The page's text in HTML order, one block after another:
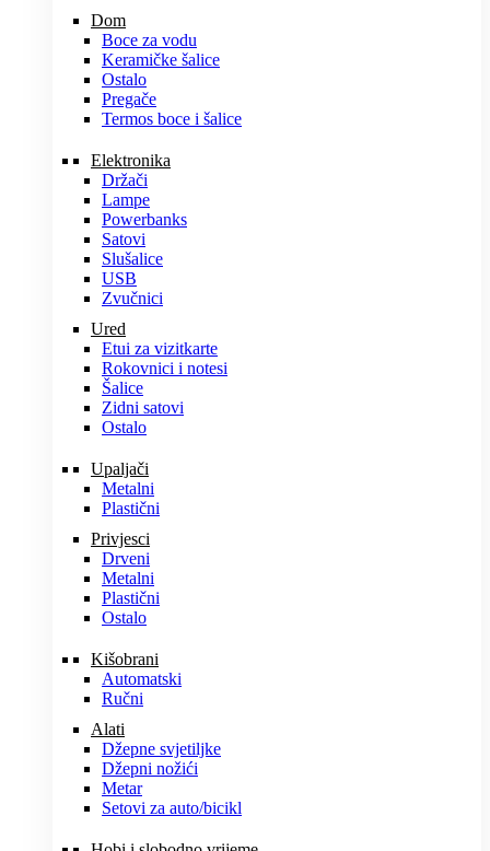
Dom
Boce za vodu
Keramičke šalice
Ostalo
Pregače
Termos boce i šalice
Elektronika
Držači
Lampe
Powerbanks
Satovi
Slušalice
USB
Zvučnici
Ured
Etui za vizitkarte
Rokovnici i notesi
Šalice
Zidni satovi
Ostalo
Upaljači
Metalni
Plastični
Privjesci
Drveni
Metalni
Plastični
Ostalo
Kišobrani
Automatski
Ručni
Alati
Džepne svjetiljke
Džepni nožići
Metar
Setovi za auto/bicikl